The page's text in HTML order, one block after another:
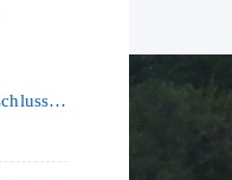
Schulfest am HSG: Gelungener Abschluss eines ereignisreichen Schuljahres